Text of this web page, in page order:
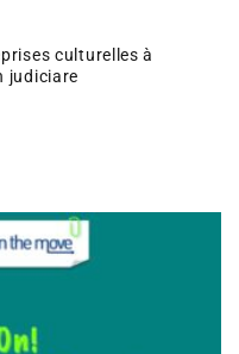
culturelles à
judiciare